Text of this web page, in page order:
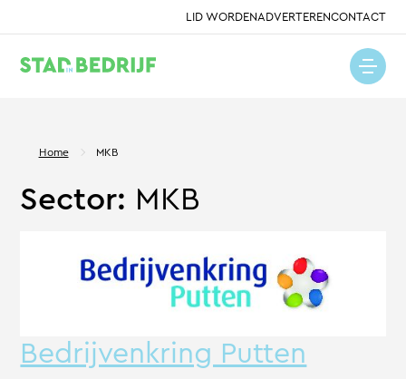
LID WORDENADVERTERENCONTACT
Home MKB
Sector: MKB
Bedrijvenkring Putten